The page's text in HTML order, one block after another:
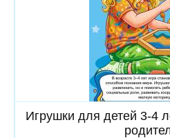
Игрушки для детей 3-4